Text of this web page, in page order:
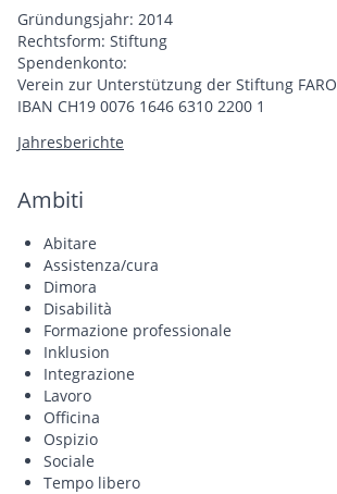
Gründungsjahr: 2014
Rechtsform: Stiftung
Spendenkonto:
Verein zur Unterstützung der Stiftung FARO
IBAN CH19 0076 1646 6310 2200 1
Jahresberichte
Ambiti
Abitare
Assistenza/cura
Dimora
Disabilità
Formazione professionale
Inklusion
Integrazione
Lavoro
Officina
Ospizio
Sociale
Tempo libero